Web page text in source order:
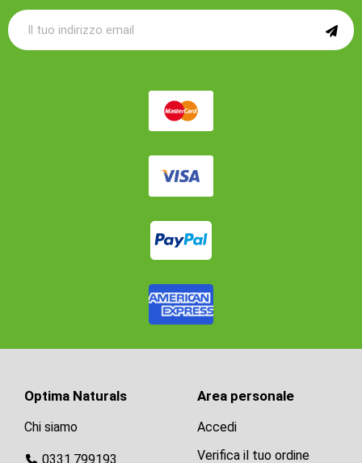
Area personale
Accedi
Verifica il tuo ordine
Optima Naturals
Chi siamo
0331.799193